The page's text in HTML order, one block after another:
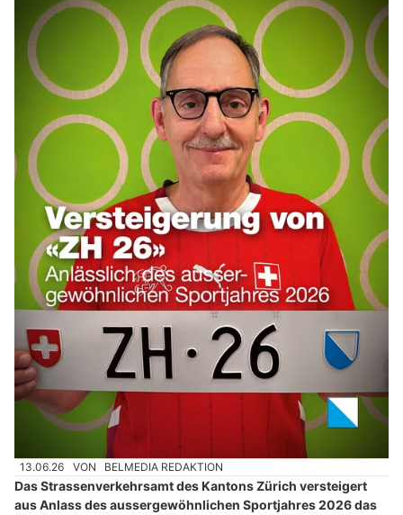
13.06.26 VON BELMEDIA REDAKTION
Das Strassenverkehrsamt des Kantons Zürich versteigert
aus Anlass des aussergewöhnlichen Sportjahres 2026 das